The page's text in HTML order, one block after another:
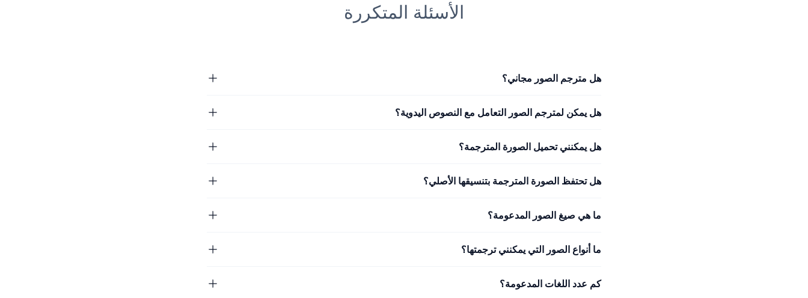
الأسئلة المتكررة
هل مترجم الصور مجاني؟
هل يمكن لمترجم الصور التعامل مع النصوص اليدوية؟
هل يمكنني تحميل الصورة المترجمة؟
هل تحتفظ الصورة المترجمة بتنسيقها الأصلي؟
ما هي صيغ الصور المدعومة؟
ما أنواع الصور التي يمكنني ترجمتها؟
كم عدد اللغات المدعومة؟